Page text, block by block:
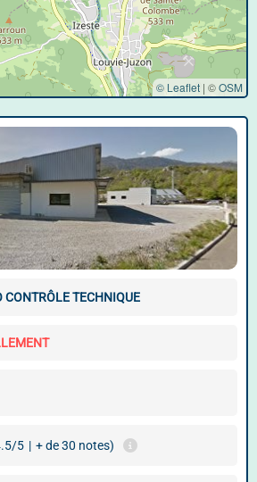
© Leaflet | ©OSM
CONTRÔLE TECHNIQUE
5 | + de 30 notes)